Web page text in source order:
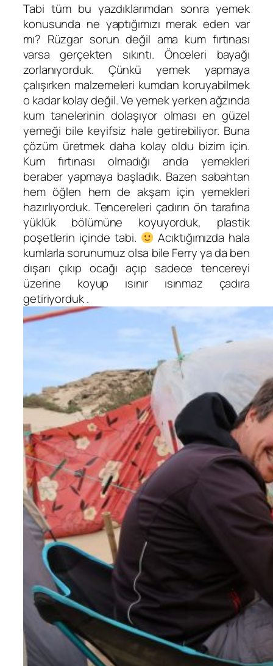
Tabi tüm bu yazdıklarımdan sonra yemek
konusunda ne yaptığımızı merak eden var
mı? Rüzgar sorun değil ama kum fırtınası
varsa gerçekten sıkıntı. Önceleri bayağı
zorlanıyorduk. Çünkü yemek yapmaya
çalışırken malzemeleri kumdan koruyabilmek
o kadar kolay değil. Ve yemek yerken ağzında
kum tanelerinin dolaşıyor olması en güzel
yemeği bile keyifsiz hale getirebiliyor. Buna
çözüm üretmek daha kolay oldu bizim için.
Kum fırtınası olmadığı anda yemekleri
beraber yapmaya başladık. Bazen sabahtan
hem öğlen hem de akşam için yemekleri
hazırlıyorduk. Tencereleri çadırın ön tarafına
yüklük bölümüne koyuyorduk, plastik
poşetlerin içinde tabi.
Acıktığımızda hala
kumlarla sorunumuz olsa bile Ferry ya da ben
dışarı çıkıp ocağı açıp sadece tencereyi
üzerine koyup ısınır ısınmaz çadıra
getiriyorduk .